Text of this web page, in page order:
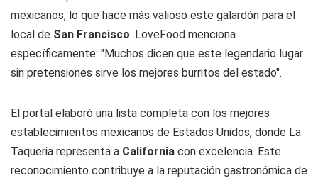
mexicanos, lo que hace más valioso este galardón para el
local de San Francisco. LoveFood menciona
específicamente: "Muchos dicen que este legendario lugar
sin pretensiones sirve los mejores burritos del estado".
El portal elaboró una lista completa con los mejores
establecimientos mexicanos de Estados Unidos, donde La
Taqueria representa a California con excelencia. Este
reconocimiento contribuye a la reputación gastronómica de